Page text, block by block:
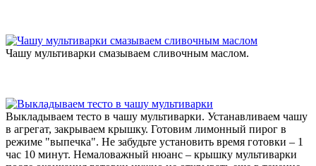
Чашу мультиварки смазываем сливочным маслом.
Выкладываем тесто в чашу мультиварки. Устанавливаем чашу
в агрегат, закрываем крышку. Готовим лимонный пирог в
режиме "выпечка". Не забудьте установить время готовки – 1
час 10 минут. Немаловажный нюанс – крышку мультиварки